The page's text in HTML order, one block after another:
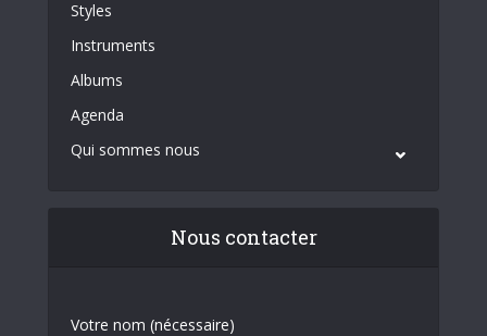
Styles
Instruments
Albums
Agenda
Qui sommes nous
Nous contacter
Votre nom (nécessaire)